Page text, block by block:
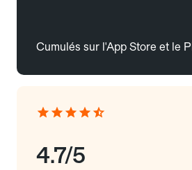
Cumulés sur l'App Store et le
4.7/5